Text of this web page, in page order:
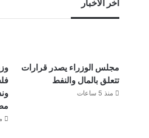
آخر الأخبار
مجلس الوزراء يصدر قرارات
تتعلق بالمال والنفط
منذ 5 ساعات